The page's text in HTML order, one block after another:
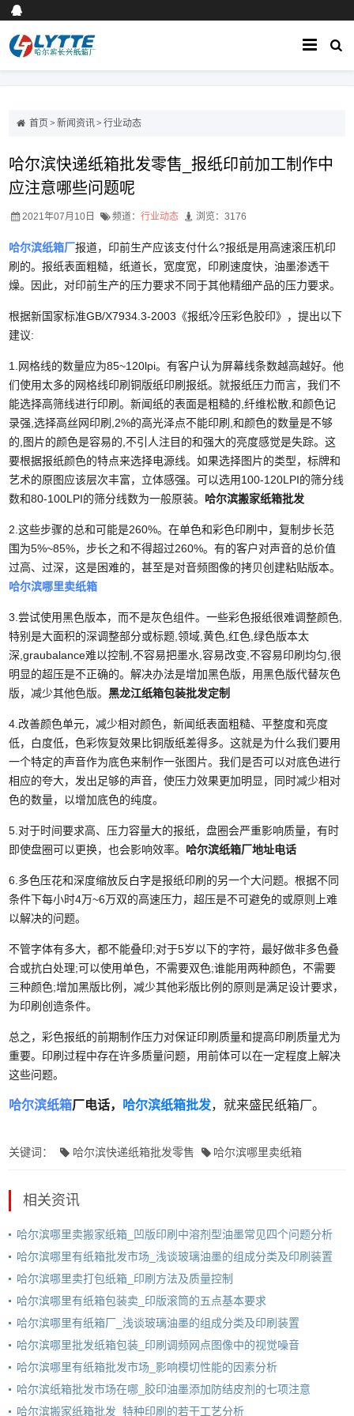
首页 > 新闻资讯> 行业动态
哈尔滨快递纸箱批发零售_报纸印前加工制作中
应注意哪些问题呢
2021年07月10日 频道： 行业动态 浏览：3176
哈尔滨纸箱厂报道，印前生产应该支付什么?报纸是用高速滚压机印
刷的。报纸表面粗糙，纸道长，宽度宽，印刷速度快，油墨渗透干
燥。因此，对印前生产的压力要求不同于其他精细产品的压力要求。
根据新国家标准GB/X7934.3-2003《报纸冷压彩色胶印》，提出以下
建议:
1.网格线的数量应为85~120lpi。有客户认为屏幕线条数越高越好。他
们使用太多的网格线印刷铜版纸印刷报纸。就报纸压力而言，我们不
能选择高筛线进行印刷。新闻纸的表面是粗糙的,纤维松散,和颜色记
录强,选择高丝网印刷,2%的高光泽点不能印刷,和颜色的数量是不够
的,图片的颜色是容易的,不引人注目的和强大的亮度感觉是失踪。这
要根据报纸颜色的特点来选择电源线。如果选择图片的类型，标牌和
艺术的原图应该层次丰富，立体感强。可以选用100-120LPI的筛分线
数和80-100LPI的筛分线数为一般原装。 哈尔滨搬家纸箱批发
2.这些步骤的总和可能是260%。在单色和彩色印刷中，复制步长范
围为5%~85%，步长之和不得超过260%。有的客户对声音的总价值
过高、过深，这是困难的，甚至是对音频图像的拷贝创建粘贴版本。
哈尔滨哪里卖纸箱
3.尝试使用黑色版本，而不是灰色组件。一些彩色报纸很难调整颜色,
特别是大面积的深调整部分或标题,领域,黄色,红色,绿色版本太
深,graubalance难以控制,不容易把墨水,容易改变,不容易印刷均匀,很
明显的超压是不正确的。解决办法是增加黑色版，用黑色版代替灰色
版，减少其他色版。黑龙江纸箱包装批发定制
4.改善颜色单元，减少相对颜色，新闻纸表面粗糙、平整度和亮度
低，白度低，色彩恢复效果比铜版纸差得多。这就是为什么我们要用
一个特定的声音作为底色来制作一张图片。我们是否可以对底色进行
相应的夸大，发出足够的声音，使压力效果更加明显，同时减少相对
色的数量，以增加底色的纯度。
5.对于时间要求高、压力容量大的报纸，盘圈会严重影响质量，有时
即使盘圈可以更换，也会影响效率。 哈尔滨纸箱厂地址电话
6.多色压花和深度缩放反白字是报纸印刷的另一个大问题。根据不同
条件下每小时4万~6万双的高速压力，超压是不可避免的或原则上难
以解决的问题。
不管字体有多大，都不能叠印;对于5岁以下的字符，最好做非多色叠
合或抗白处理;可以使用单色，不需要双色;谁能用两种颜色，不需要
三种颜色;增加黑版比例，减少其他彩版比例的原则是满足设计要求，
为印刷创造条件。
总之，彩色报纸的前期制作压力对保证印刷质量和提高印刷质量尤为
重要。印刷过程中存在许多质量问题，用前体可以在一定程度上解决
这些问题。
哈尔滨纸箱厂电话， 哈尔滨纸箱批发，就来盛民纸箱厂。
关键词： 哈尔滨快递纸箱批发零售 哈尔滨哪里卖纸箱
相关资讯
哈尔滨哪里卖搬家纸箱_凹版印刷中溶剂型油墨常见四个问题分析
哈尔滨哪里有纸箱批发市场_浅谈玻璃油墨的组成分类及印刷装置
哈尔滨哪里卖打包纸箱_印刷方法及质量控制
哈尔滨哪里有纸箱包装卖_印版滚筒的五点基本要求
哈尔滨哪里有纸箱厂_浅谈玻璃油墨的组成分类及印刷装置
哈尔滨哪里批发纸箱包装_印刷调频网点图像中的视觉噪音
哈尔滨哪里有纸箱批发市场_影响模切性能的因素分析
哈尔滨纸箱批发市场在哪_胶印油墨添加防结皮剂的七项注意
哈尔滨搬家纸箱批发_特种印刷的若干工艺分析